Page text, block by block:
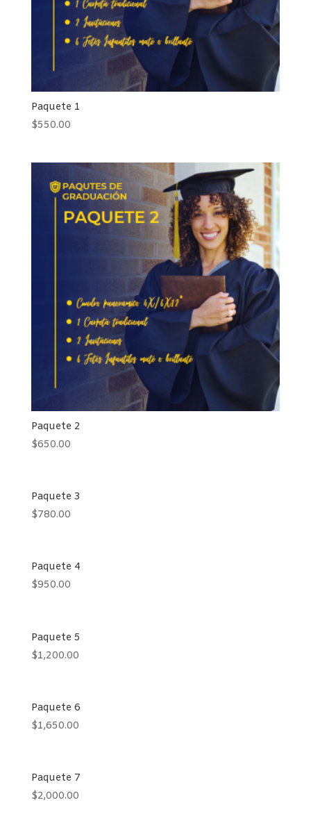
Paquete 1
$550.00
Paquete 2
$650.00
Paquete 3
$780.00
Paquete 4
$950.00
Paquete 5
$1,200.00
Paquete 6
$1,650.00
Paquete 7
$2,000.00